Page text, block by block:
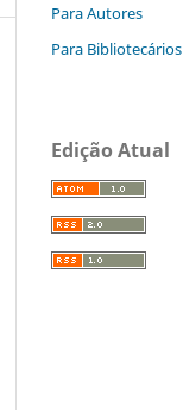
Para Autores
Para Bibliotecários
Edição Atual